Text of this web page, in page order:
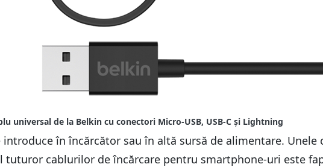
în încărcător sau în altă sursă de alimentare.
cablurilor de încărcare pentru smartphone-uri este